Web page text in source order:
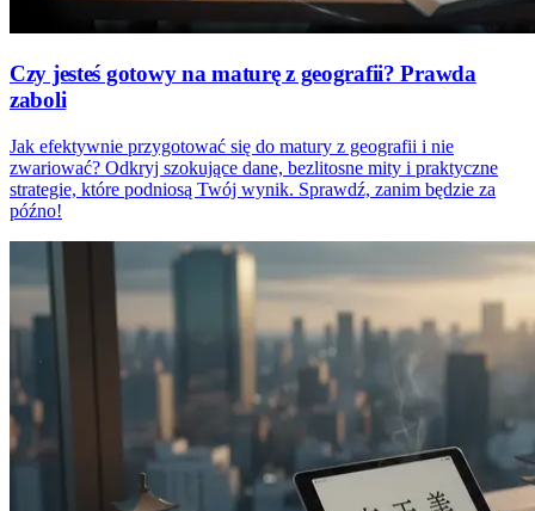
Czy jesteś gotowy na maturę z geografii? Prawda
zaboli
Jak efektywnie przygotować się do matury z geografii i nie
zwariować? Odkryj szokujące dane, bezlitosne mity i praktyczne
strategie, które podniosą Twój wynik. Sprawdź, zanim będzie za
późno!